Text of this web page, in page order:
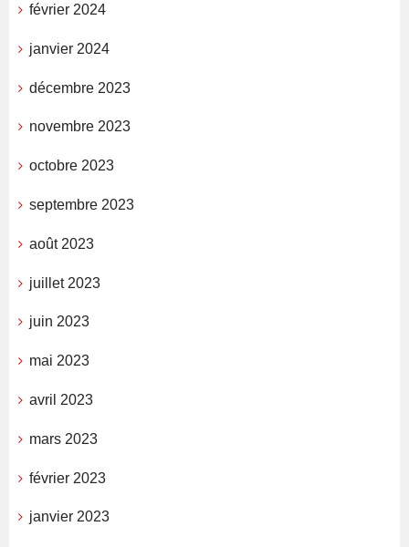
février 2024
janvier 2024
décembre 2023
novembre 2023
octobre 2023
septembre 2023
août 2023
juillet 2023
juin 2023
mai 2023
avril 2023
mars 2023
février 2023
janvier 2023